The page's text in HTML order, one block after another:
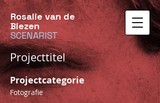
Rosalie van de
Biezen
SCENARIST
Projecttitel
Projectcategorie
Fotografie